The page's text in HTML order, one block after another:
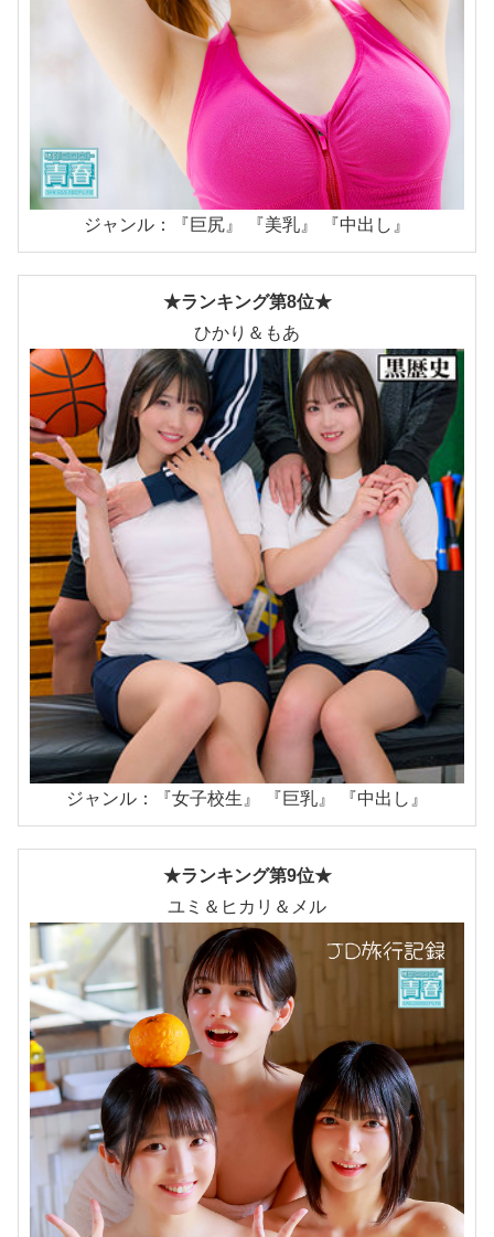
ジャンル：『巨尻』 『美乳』 『中出し』
★ランキング第8位★
ひかり＆もあ
ジャンル：『女子校生』 『巨乳』 『中出し』
★ランキング第9位★
ユミ＆ヒカリ＆メル